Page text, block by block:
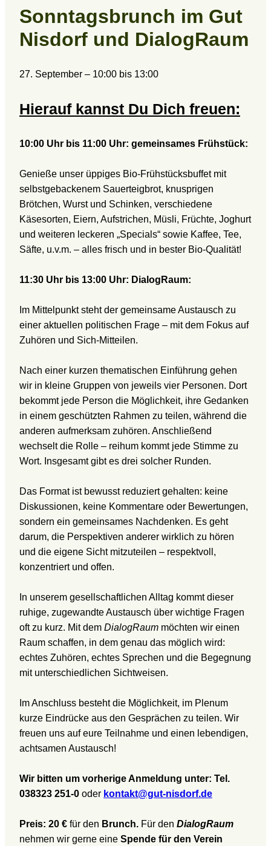
Sonntagsbrunch im Gut
Nisdorf und DialogRaum
27. September – 10:00 bis 13:00
Hierauf kannst Du Dich freuen:
10:00 Uhr bis 11:00 Uhr: gemeinsames Frühstück:
Genieße unser üppiges Bio-Frühstücksbuffet mit
selbstgebackenem Sauerteigbrot, knusprigen
Brötchen, Wurst und Schinken, verschiedene
Käsesorten, Eiern, Aufstrichen, Müsli, Früchte, Joghurt
und weiteren leckeren „Specials“ sowie Kaffee, Tee,
Säfte, u.v.m. – alles frisch und in bester Bio-Qualität!
11:30 Uhr bis 13:00 Uhr: DialogRaum:
Im Mittelpunkt steht der gemeinsame Austausch zu
einer aktuellen politischen Frage – mit dem Fokus auf
Zuhören und Sich-Mitteilen.
Nach einer kurzen thematischen Einführung gehen
wir in kleine Gruppen von jeweils vier Personen. Dort
bekommt jede Person die Möglichkeit, ihre Gedanken
in einem geschützten Rahmen zu teilen, während die
anderen aufmerksam zuhören. Anschließend
wechselt die Rolle – reihum kommt jede Stimme zu
Wort. Insgesamt gibt es drei solcher Runden.
Das Format ist bewusst reduziert gehalten: keine
Diskussionen, keine Kommentare oder Bewertungen,
sondern ein gemeinsames Nachdenken. Es geht
darum, die Perspektiven anderer wirklich zu hören
und die eigene Sicht mitzuteilen – respektvoll,
konzentriert und offen.
In unserem gesellschaftlichen Alltag kommt dieser
ruhige, zugewandte Austausch über wichtige Fragen
oft zu kurz. Mit dem DialogRaum möchten wir einen
Raum schaffen, in dem genau das möglich wird:
echtes Zuhören, echtes Sprechen und die Begegnung
mit unterschiedlichen Sichtweisen.
Im Anschluss besteht die Möglichkeit, im Plenum
kurze Eindrücke aus den Gesprächen zu teilen. Wir
freuen uns auf eure Teilnahme und einen lebendigen,
achtsamen Austausch!
Wir bitten um vorherige Anmeldung unter: Tel.
038323 251-0 oder kontakt@gut-nisdorf.de
Preis: 20 € für den Brunch. Für den DialogRaum
nehmen wir gerne eine Spende für den Verein